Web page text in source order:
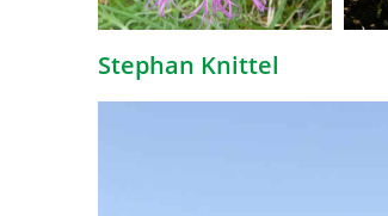
Stephan Knittel